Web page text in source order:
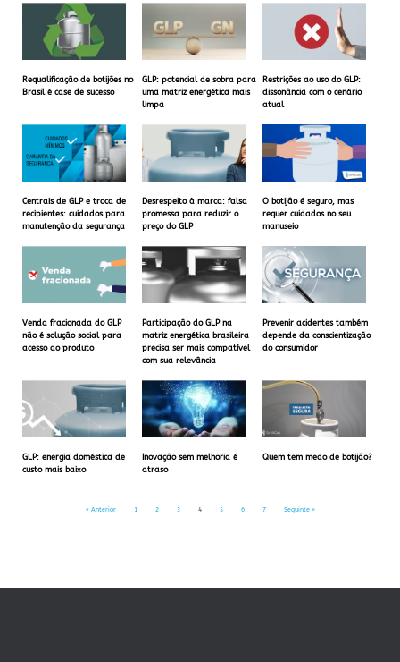
Requalificação de botijões no
Brasil é case de sucesso
GLP: potencial de sobra para
uma matriz energética mais
limpa
Restrições ao uso do GLP:
dissonância com o cenário
atual
Centrais de GLP e troca de
recipientes: cuidados para
manutenção da segurança
Desrespeito à marca: falsa
promessa para reduzir o
preço do GLP
O botijão é seguro, mas
requer cuidados no seu
manuseio
Venda fracionada do GLP
não é solução social para
acesso ao produto
Participação do GLP na
matriz energética brasileira
precisa ser mais compatível
com sua relevância
Prevenir acidentes também
depende da conscientização
do consumidor
GLP: energia doméstica de
custo mais baixo
Inovação sem melhoria é
atraso
Quem tem medo de botijão?
« Anterior 1 2 3 4 5 6 7 Seguinte »